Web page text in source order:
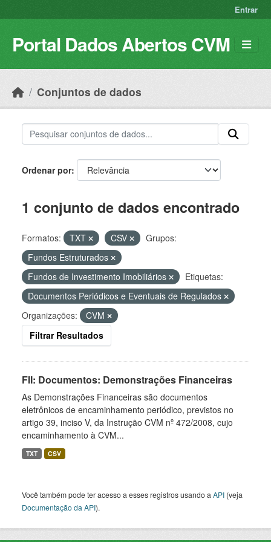
Entrar
Portal Dados Abertos CVM
Conjuntos de dados
Ordenar por
1 conjunto de dados encontrado
Formatos: TXT CSV
Grupos:
Fundos Estruturados
Fundos de Investimento Imobiliários
Etiquetas:
Documentos Periódicos e Eventuais de Regulados
Organizações:
CVM
Filtrar Resultados
FII: Documentos: Demonstrações Financeiras
As Demonstrações Financeiras são documentos
eletrônicos de encaminhamento periódico, previstos no
artigo 39, inciso V, da Instrução CVM nº 472/2008, cujo
encaminhamento à CVM...
TXT CSV
Você também pode ter acesso a esses registros usando a API (veja
Documentação da API).